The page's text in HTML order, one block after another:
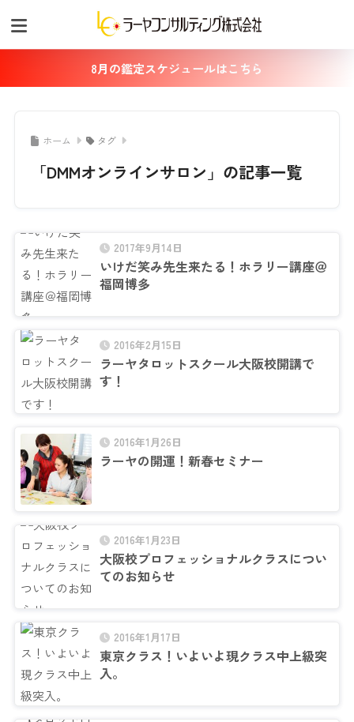
8月の鑑定スケジュールはこちら
ホーム タグ
「DMMオンラインサロン」の記事一覧
2017年9月14日
いけだ笑み先生来たる！ホラリー講座＠
福岡博多
2016年2月15日
ラーヤタロットスクール大阪校開講で
す！
2016年1月26日
ラーヤの開運！新春セミナー
2016年1月23日
大阪校プロフェッショナルクラスについ
てのお知らせ
2016年1月17日
東京クラス！いよいよ現クラス中上級突
入。